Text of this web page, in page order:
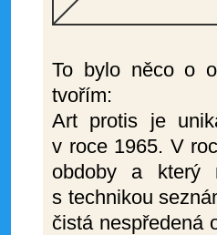
To bylo něco o
tvořím:
Art protis je
v roce 1965. V
obdoby a který
s technikou
čistá nespředená